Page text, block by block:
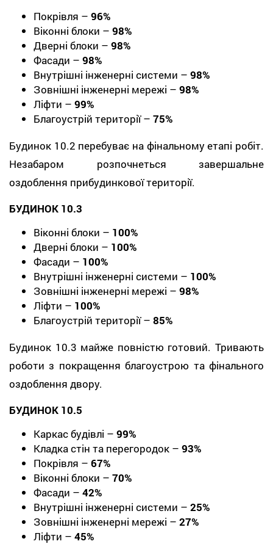
Покрівля – 96%
Віконні блоки – 98%
Дверні блоки – 98%
Фасади – 98%
Внутрішні інженерні системи – 98%
Зовнішні інженерні мережі – 98%
Ліфти – 99%
Благоустрій території – 75%
Будинок 10.2 перебуває на фінальному етапі робіт.
Незабаром розпочнеться завершальне
оздоблення прибудинкової території.
БУДИНОК 10.3
Віконні блоки – 100%
Дверні блоки – 100%
Фасади – 100%
Внутрішні інженерні системи – 100%
Зовнішні інженерні мережі – 98%
Ліфти – 100%
Благоустрій території – 85%
Будинок 10.3 майже повністю готовий. Тривають
роботи з покращення благоустрою та фінального
оздоблення двору.
БУДИНОК 10.5
Каркас будівлі – 99%
Кладка стін та перегородок – 93%
Покрівля – 67%
Віконні блоки – 70%
Фасади – 42%
Внутрішні інженерні системи – 25%
Зовнішні інженерні мережі – 27%
Ліфти – 45%